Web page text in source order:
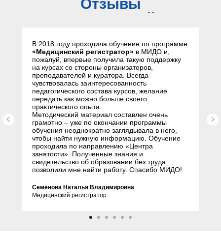
Отзывы
слушателей
В 2018 году проходила обучение по программе
«Медицинский регистратор» в МИДО и,
пожалуй, впервые получила такую поддержку
на курсах со стороны организаторов,
преподавателей и куратора. Всегда
чувствовалась заинтересованность
педагогического состава курсов, желание
передать как можно больше своего
практического опыта.
Методический материал составлен очень
грамотно – уже по окончании программы
обучения неоднократно заглядывала в него,
чтобы найти нужную информацию. Обучение
проходила по направлению «Центра
занятости». Полученные знания и
свидетельство об образовании без труда
позволили мне найти работу. Спасибо МИДО!
Семёнова Наталья Владимировна
Медицинский регистратор